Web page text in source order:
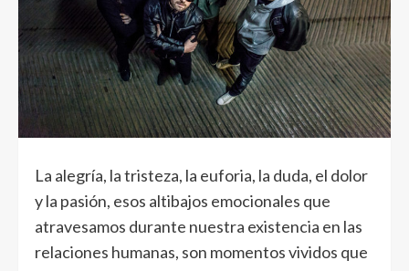
La alegría, la tristeza, la euforia, la duda, el dolor
y la pasión, esos altibajos emocionales que
atravesamos durante nuestra existencia en las
relaciones humanas, son momentos vividos que